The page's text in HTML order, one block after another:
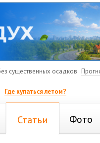
существенных осадков
Где купаться летом?
Статьи Фото